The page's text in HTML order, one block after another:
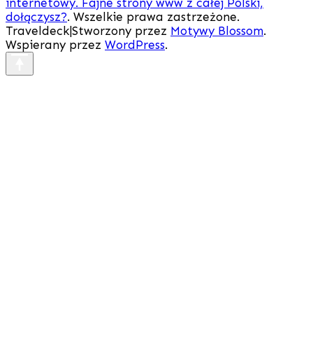
internetowy. Fajne strony www z całej Polski,
dołączysz?. Wszelkie prawa zastrzeżone.
Traveldeck|Stworzony przez Motywy Blossom.
Wspierany przez WordPress.